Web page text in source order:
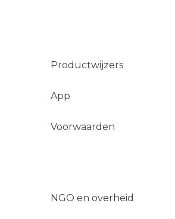
Productwijzers
App
Voorwaarden
NGO en overheid